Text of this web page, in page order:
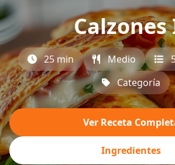
Calzones
25 min Medio
Categoría
Ver Receta
Ingredientes